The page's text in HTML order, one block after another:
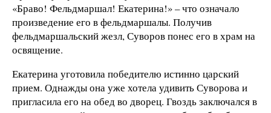
«Браво! Фельдмаршал! Екатерина!» – что означало
произведение его в фельдмаршалы. Получив
фельдмаршальский жезл, Суворов понес его в храм на
освящение.
Екатерина уготовила победителю истинно царский
прием. Однажды она уже хотела удивить Суворова и
пригласила его на обед во дворец. Гвоздь заключался в